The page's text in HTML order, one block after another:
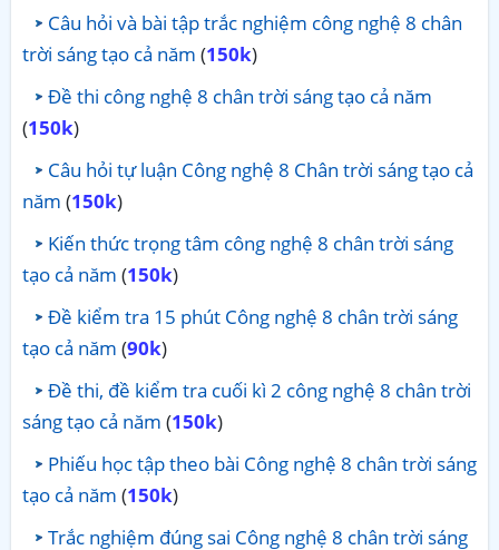
Câu hỏi và bài tập trắc nghiệm công nghệ 8 chân
trời sáng tạo cả năm (150k)
Đề thi công nghệ 8 chân trời sáng tạo cả năm
(150k)
Câu hỏi tự luận Công nghệ 8 Chân trời sáng tạo cả
năm (150k)
Kiến thức trọng tâm công nghệ 8 chân trời sáng
tạo cả năm (150k)
Đề kiểm tra 15 phút Công nghệ 8 chân trời sáng
tạo cả năm (90k)
Đề thi, đề kiểm tra cuối kì 2 công nghệ 8 chân trời
sáng tạo cả năm (150k)
Phiếu học tập theo bài Công nghệ 8 chân trời sáng
tạo cả năm (150k)
Trắc nghiệm đúng sai Công nghệ 8 chân trời sáng